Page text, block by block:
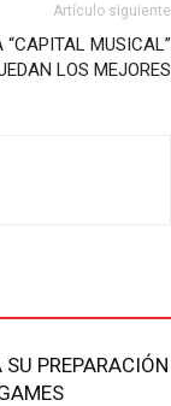
Artículo siguiente
“CAPITAL MUSICAL”
LOS MEJORES
PREPARACIÓN